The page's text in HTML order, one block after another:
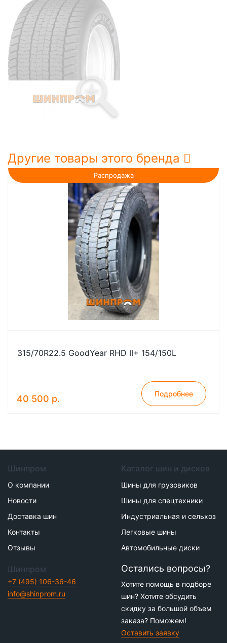
Другие товары этого бренда
Распродажа
315/70R22.5 GoodYear RHD II+ 154/150L
40 500 р. Подробнее
Шинпром
О компании
Новости
Доставка шин
Контакты
Отзывы
Каталог шин и дисков
Шины для грузовиков
Шины для спецтехники
Индустриальная и сельхоз
Легковые шины
Автомобильные диски
Шинпром
+7 (495) 106-36-46
info@shinprom.ru
Остались вопросы?
Хотите помощь в подборе
шин? Хотите обсудить
скидку за большой объем
заказа? Поможем!
Оставить заявку